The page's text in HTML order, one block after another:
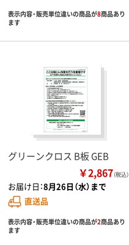
表示内容・販売単位違いの商品が8商品あり
ます
グリーンクロス B板 GEB
￥2,867（税込）
お届け日：8月26日（水）まで
直送品
表示内容・販売単位違いの商品が2商品あり
ます